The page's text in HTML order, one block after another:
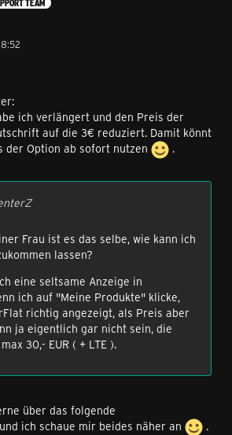
TEAM
ich verlängert und den Preis der
auf die 3€ reduziert. Damit könnt
der Option ab sofort nutzen
.
Frau ist es das selbe, wie kann ich
lassen?
eine seltsame Anzeige in
ich auf "Meine Produkte" klicke,
richtig angezeigt, als Preis aber
ja eigentlich gar nicht sein, die
30,- EUR ( + LTE ).
über das folgende
und ich schaue mir beides näher an
.